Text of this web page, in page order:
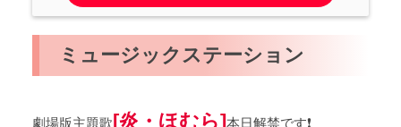
ミュージックステーション
劇場版主題歌[炎・ほむら]本日解禁です❗